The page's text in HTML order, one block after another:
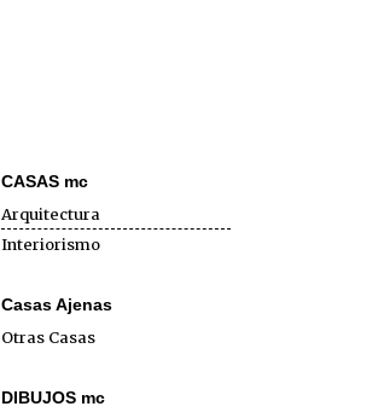
CASAS mc
Arquitectura
Interiorismo
Casas Ajenas
Otras Casas
DIBUJOS mc